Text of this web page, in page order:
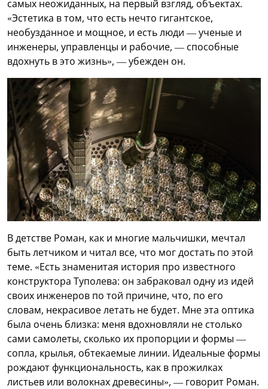
самых неожиданных, на первый взгляд, объектах.
«Эстетика в том, что есть нечто гигантское,
необузданное и мощное, и есть люди — ученые и
инженеры, управленцы и рабочие, — способные
вдохнуть в это жизнь», — убежден он.
В детстве Роман, как и многие мальчишки, мечтал
быть летчиком и читал все, что мог достать по этой
теме. «Есть знаменитая история про известного
конструктора Туполева: он забраковал одну из идей
своих инженеров по той причине, что, по его
словам, некрасивое летать не будет. Мне эта оптика
была очень близка: меня вдохновляли не столько
сами самолеты, сколько их пропорции и формы —
сопла, крылья, обтекаемые линии. Идеальные формы
рождают функциональность, как в прожилках
листьев или волокнах древесины», — говорит Роман.